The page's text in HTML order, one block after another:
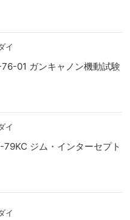
イ
01 ガンキャノン機動試験
イ
79KC ジム・インターセプト
イ